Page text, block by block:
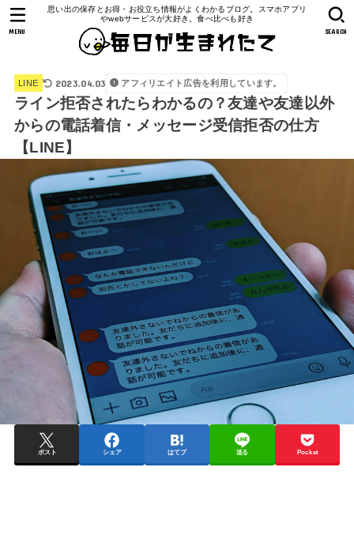
思い出の保存とお得・お役立ち情報がよくわかるブログ。スマホアプリ
やwebサービスが大好き。食べ比べも好き
SEARCH
MENU
LINE 2023.04.03 アフィリエイト広告を利用しています。
ライン拒否されたらわかるの？友達や友達以外
からの電話着信・メッセージ受信拒否の仕方
【LINE】
ポスト シェア はてブ 送る Pocket